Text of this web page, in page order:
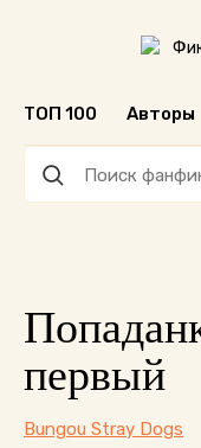
ТОП 100 Авторы
первый
Bungou Stray Dogs